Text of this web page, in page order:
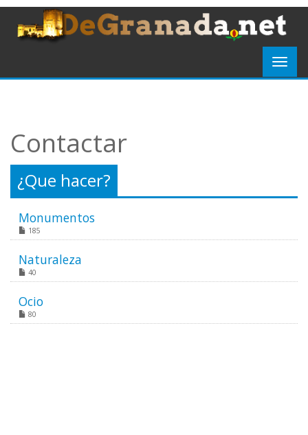
Contactar
¿Que hacer?
Monumentos
185
Naturaleza
40
Ocio
80